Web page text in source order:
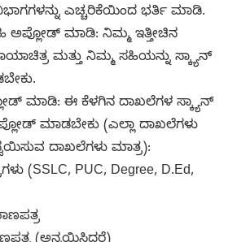
ಎಚ್ಚರಿಕೆಯಿಂದ ಭರ್ತಿ ಮಾಡಿ.
ಅಪ್ಲೋಡ್ ಮಾಡಿ: ನಿಮ್ಮ ಇತ್ತೀಚಿನ
ಮತ್ತು ನಿಮ್ಮ ಸಹಿಯನ್ನು ಸ್ಕ್ಯಾನ್
ಮಾಡಿ: ಈ ಕೆಳಗಿನ ದಾಖಲೆಗಳ ಸ್ಕ್ಯಾನ್
ಮಾಡಬೇಕು (ಎಲ್ಲಾ ದಾಖಲೆಗಳು
ದಾಖಲೆಗಳು ಮಾತ್ರ):
(SSLC, PUC, Degree, D.Ed,